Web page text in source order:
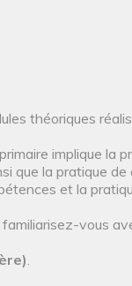
théoriques
implique la
que la pratique de
et la
vous
.